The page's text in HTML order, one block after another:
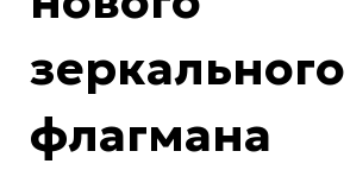
зеркального
флагмана